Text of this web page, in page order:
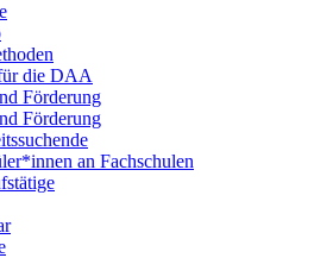
die DAA
Förderung
Förderung
an Fachschulen